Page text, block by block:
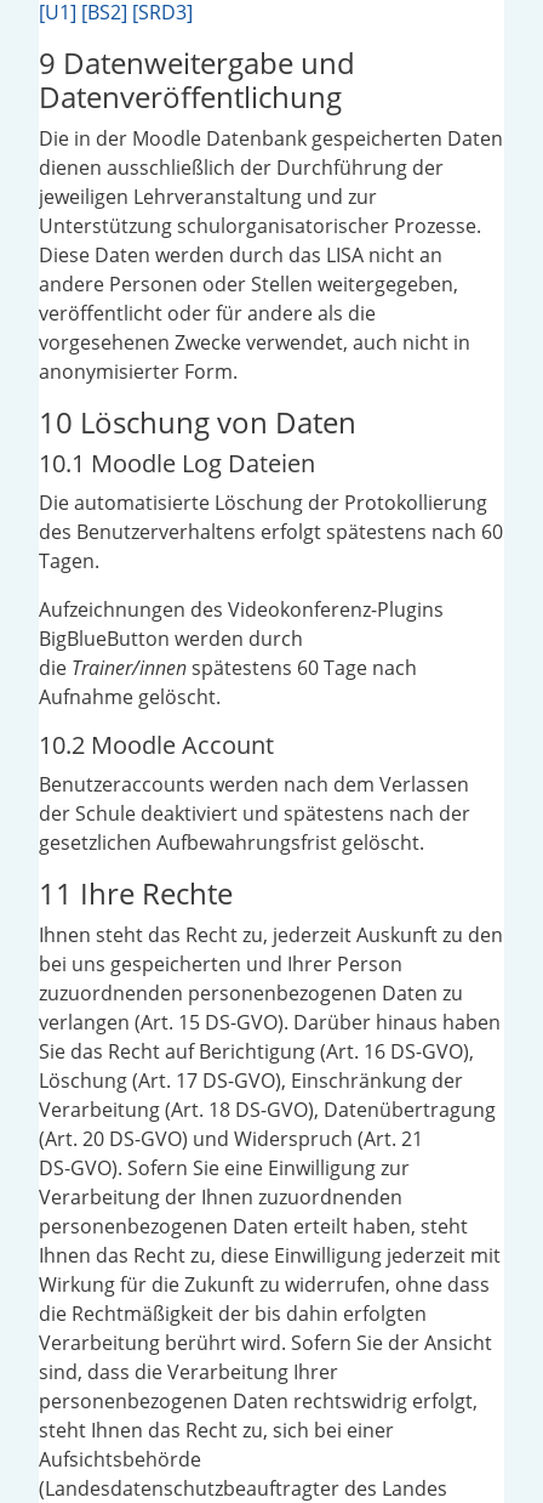
[U1] [BS2] [SRD3]
9 Datenweitergabe und
Datenveröffentlichung
Die in der Moodle Datenbank gespeicherten Daten
dienen ausschließlich der Durchführung der
jeweiligen Lehrveranstaltung und zur
Unterstützung schulorganisatorischer Prozesse.
Diese Daten werden durch das LISA nicht an
andere Personen oder Stellen weitergegeben,
veröffentlicht oder für andere als die
vorgesehenen Zwecke verwendet, auch nicht in
anonymisierter Form.
10 Löschung von Daten
10.1 Moodle Log Dateien
Die automatisierte Löschung der Protokollierung
des Benutzerverhaltens erfolgt spätestens nach 60
Tagen.
Aufzeichnungen des Videokonferenz-Plugins
BigBlueButton werden durch
die Trainer/innenspätestens 60 Tage nach
Aufnahme gelöscht.
10.2 Moodle Account
Benutzeraccounts werden nach dem Verlassen
der Schule deaktiviert und spätestens nach der
gesetzlichen Aufbewahrungsfrist gelöscht.
11 Ihre Rechte
Ihnen steht das Recht zu, jederzeit Auskunft zu den
bei uns gespeicherten und Ihrer Person
zuzuordnenden personenbezogenen Daten zu
verlangen (Art. 15 DS-GVO). Darüber hinaus haben
Sie das Recht auf Berichtigung (Art. 16 DS-GVO),
Löschung (Art. 17 DS-GVO), Einschränkung der
Verarbeitung (Art. 18 DS-GVO), Datenübertragung
(Art. 20 DS-GVO) und Widerspruch (Art. 21
DS‑GVO). Sofern Sie eine Einwilligung zur
Verarbeitung der Ihnen zuzuordnenden
personenbezogenen Daten erteilt haben, steht
Ihnen das Recht zu, diese Einwilligung jederzeit mit
Wirkung für die Zukunft zu widerrufen, ohne dass
die Rechtmäßigkeit der bis dahin erfolgten
Verarbeitung berührt wird. Sofern Sie der Ansicht
sind, dass die Verarbeitung Ihrer
personenbezogenen Daten rechtswidrig erfolgt,
steht Ihnen das Recht zu, sich bei einer
Aufsichtsbehörde
(Landesdatenschutzbeauftragter des Landes